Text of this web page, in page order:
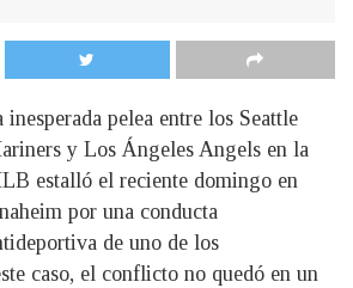
inesperada pelea entre los Seattle
y Los Ángeles Angels en la
estalló el reciente domingo en
por una conducta
de uno de los
caso, el conflicto no quedó en un